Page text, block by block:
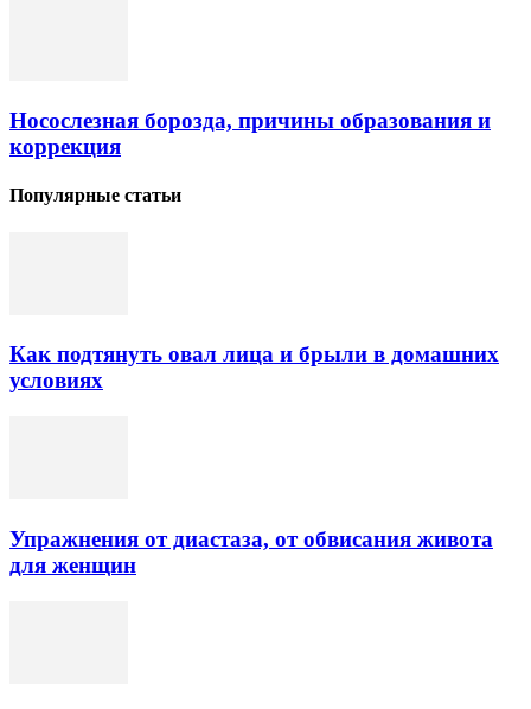
Носослезная борозда, причины образования и
коррекция
Популярные статьи
Как подтянуть овал лица и брыли в домашних
условиях
Упражнения от диастаза, от обвисания живота
для женщин